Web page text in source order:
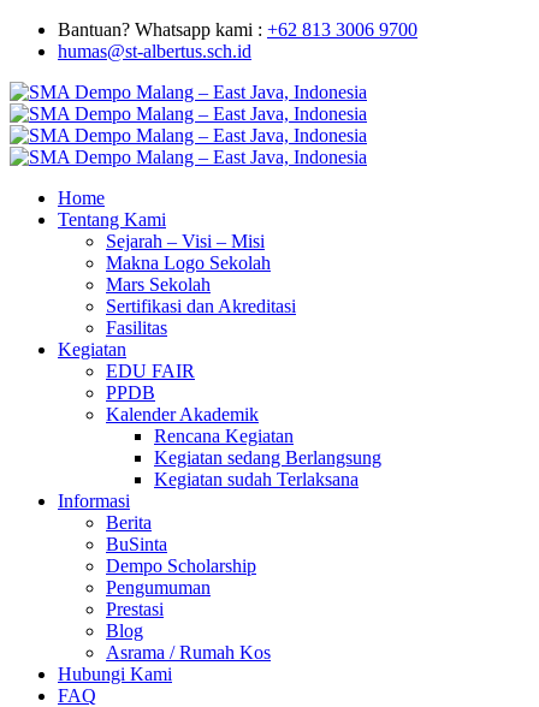
Bantuan? Whatsapp kami : +62 813 3006 9700
humas@st-albertus.sch.id
Home
Tentang Kami
Sejarah – Visi – Misi
Makna Logo Sekolah
Mars Sekolah
Sertifikasi dan Akreditasi
Fasilitas
Kegiatan
EDU FAIR
PPDB
Kalender Akademik
Rencana Kegiatan
Kegiatan sedang Berlangsung
Kegiatan sudah Terlaksana
Informasi
Berita
BuSinta
Dempo Scholarship
Pengumuman
Prestasi
Blog
Asrama / Rumah Kos
Hubungi Kami
FAQ